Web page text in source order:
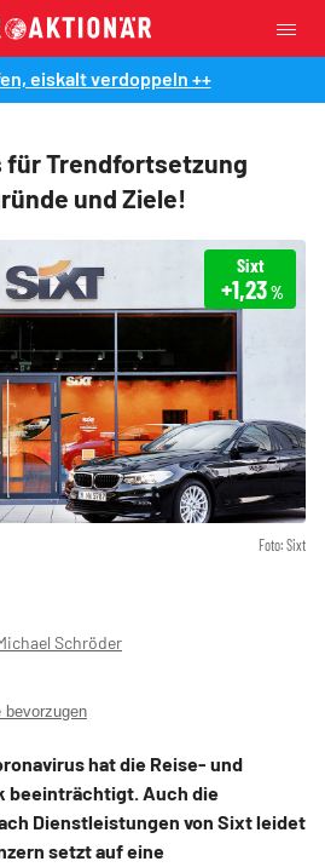
eiskalt verdoppeln ++
Trendfortsetzung
und Ziele!
Foto: Sixt
Sixt
+1,23%
Schröder
bevorzugen
hat die Reise- und
beeinträchtigt. Auch die
Dienstleistungen von Sixt leidet
setzt auf eine